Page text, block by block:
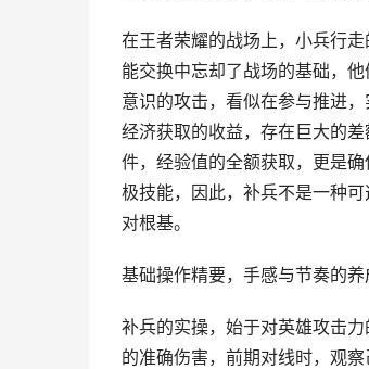
在王者荣耀的战场上，小兵行
能交换中忘却了战场的基础，
意识的攻击，看似在参与推进
经济获取的收益，存在巨大的
件，经验值的全额获取，更是
极技能，因此，补兵不是一种
对根基。
基础操作精要，手感与节奏的养
补兵的实操，始于对英雄攻击
的准确伤害，前期对线时，观